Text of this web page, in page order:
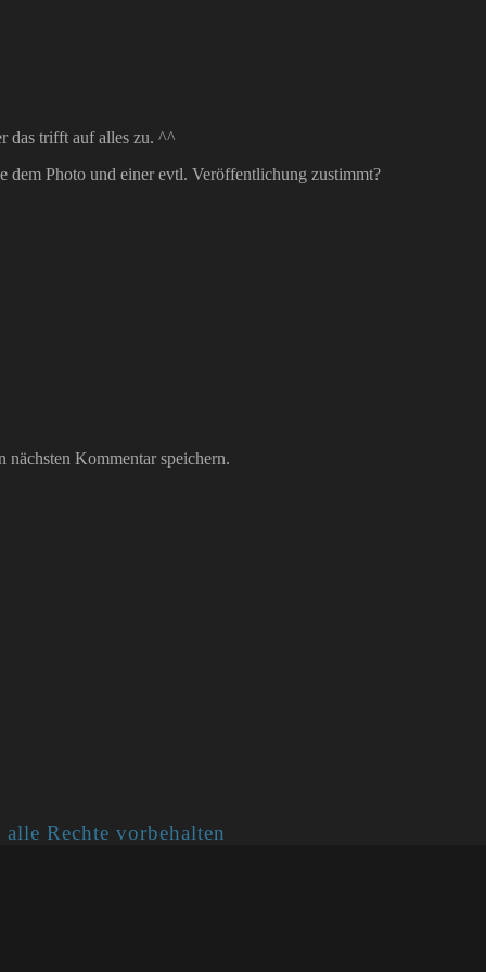
das trifft auf alles zu. ^^
dem Photo und einer evtl. Veröffentlichung zustimmt?
Kommentar speichern.
Rechte vorbehalten